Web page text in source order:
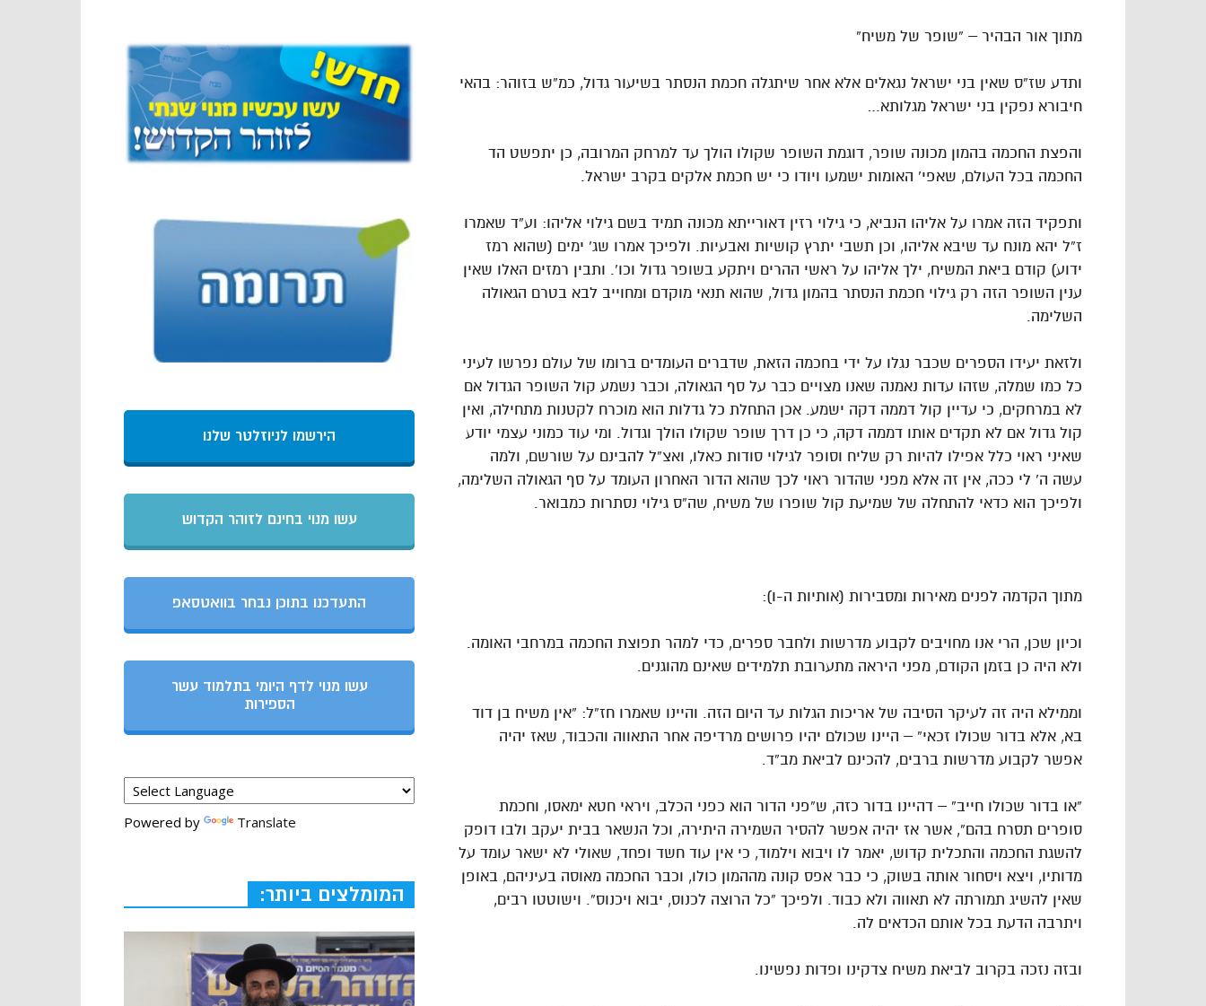
מתוך אור הבהיר – “שופר של משיח”
ותדע שז”ס שאין בני ישראל נגאלים אלא אחר שיתגלה חכמת הנסתר בשיעור גדול, כמ”ש בזוהר: בהאי
חיבורא נפקין בני ישראל מגלותא…
והפצת החכמה בהמון מכונה שופר, דוגמת השופר שקולו הולך עד למרחק המרובה, כן יתפשט הד
החכמה בכל העולם, שאפי` האומות ישמעו ויודו כי יש חכמת אלקים בקרב ישראל.
ותפקיד הזה אמרו על אליהו הנביא, כי גילוי רזין דאורייתא מכונה תמיד בשם גילוי אליהו: וע”ד שאמרו
ז”ל יהא מונח עד שיבא אליהו, וכן תשבי יתרץ קושיות ואבעיות. ולפיכך אמרו שג` ימים (שהוא רמז
ידוע) קודם ביאת המשיח, ילך אליהו על ראשי ההרים ויתקע בשופר גדול וכו`. ותבין רמזים האלו שאין
ענין השופר הזה רק גילוי חכמת הנסתר בהמון גדול, שהוא תנאי מוקדם ומחוייב לבא בטרם הגאולה
השלימה.
ולזאת יעידו הספרים שכבר נגלו על ידי בחכמה הזאת, שדברים העומדים ברומו של עולם נפרשו לעיני
כל כמו שמלה, שזהו עדות נאמנה שאנו מצויים כבר על סף הגאולה, וכבר נשמע קול השופר הגדול אם
לא במרחקים, כי עדיין קול דממה דקה ישמע. אכן התחלת כל גדלות הוא מוכרח לקטנות מתחילה, ואין
קול גדול אם לא תקדים אותו דממה דקה, כי כן דרך שופר שקולו הולך וגדול. ומי עוד כמוני עצמי יודע
שאיני ראוי כלל אפילו להיות רק שליח וסופר לגילוי סודות כאלו, ואצ”ל להבינם על שורשם, ולמה
עשה ה` לי ככה, אין זה אלא מפני שהדור ראוי לכך שהוא הדור האחרון העומד על סף הגאולה השלימה,
ולפיכך הוא כדאי להתחלה של שמיעת קול שופרו של משיח, שה”ס גילוי נסתרות כמבואר.
מתוך הקדמה לפנים מאירות ומסבירות (אותיות ה-ו):
וכיון שכן, הרי אנו מחויבים לקבוע מדרשות ולחבר ספרים, כדי למהר תפוצת החכמה במרחבי האומה.
ולא היה כן בזמן הקודם, מפני היראה מתערובת תלמידים שאינם מהוגנים.
וממילא היה זה לעיקר הסיבה של אריכות הגלות עד היום הזה. והיינו שאמרו חז”ל: “אין משיח בן דוד
בא, אלא בדור שכולו זכאי” – היינו שכולם יהיו פרושים מרדיפה אחר התאווה והכבוד, שאז יהיה
אפשר לקבוע מדרשות ברבים, להכינם לביאת מב”ד.
“או בדור שכולו חייב” – דהיינו בדור כזה, ש”פני הדור הוא כפני הכלב, ויראי חטא ימאסו, וחכמת
סופרים תסרח בהם”, אשר אז יהיה אפשר להסיר השמירה היתירה, וכל הנשאר בבית יעקב ולבו דופק
להשגת החכמה והתכלית קדוש, יאמר לו ויבוא וילמוד, כי אין עוד חשד ופחד, שאולי לא ישאר עומד על
מדותיו, ויצא ויסחור אותה בשוק, כי כבר אפס קונה מההמון כולו, וכבר החכמה מאוסה בעיניהם, באופן
שאין להשיג תמורתה לא תאווה ולא כבוד. ולפיכך “כל הרוצה לכנוס, יבוא ויכנוס”. וישוטטו רבים,
ויתרבה הדעת בכל אותם הכדאים לה.
ובזה נזכה בקרוב לביאת משיח צדקינו ופדות נפשינו.
הירשמו לניוזלטר שלנו
עשו מנוי בחינם לזוהר הקדוש
התעדכנו בתוכן נבחר בוואטסאפ
עשו מנוי לדף היומי בתלמוד עשר
הספירות
Powered by Translate
המומלצים ביותר: